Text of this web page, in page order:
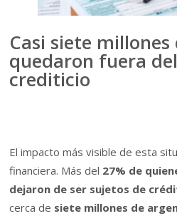
Casi siete millones
quedaron fuera
crediticio
El impacto más visible de esta
financiera. Más del 27% de
dejaron de ser sujetos de
cerca de siete millones de